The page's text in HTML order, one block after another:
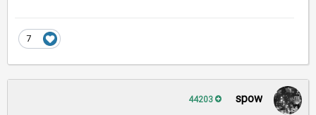
spow